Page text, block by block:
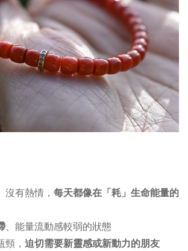
有熱情， 每天都像在「耗」生命能量的
、能量流動感較弱的狀態
， 迫切需要新靈感或新動力的朋友